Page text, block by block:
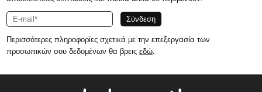
Περισσότερες πληροφορίες σχετικά με την επεξεργασία των
προσωπικών σου δεδομένων θα βρεις εδώ.